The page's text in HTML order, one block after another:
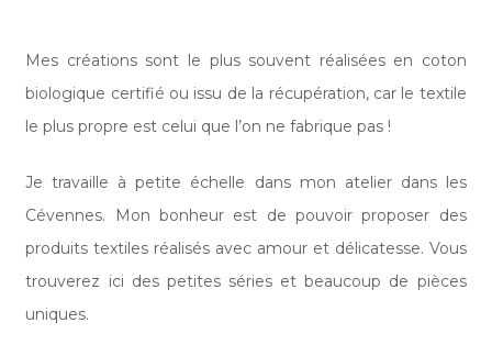
Mes créations sont le plus souvent réalisées en coton
biologique certifié ou issu de la récupération, car le textile
le plus propre est celui que l’on ne fabrique pas !
Je travaille à petite échelle dans mon atelier dans les
Cévennes. Mon bonheur est de pouvoir proposer des
produits textiles réalisés avec amour et délicatesse. Vous
trouverez ici des petites séries et beaucoup de pièces
uniques.